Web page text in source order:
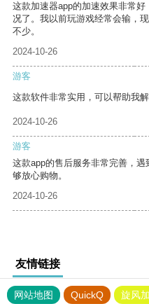
这款加速器app的加速效果非常
况了。我以前玩游戏经常会输，
不少。
2024-10-26
游客
这款软件非常实用，可以帮助我解
2024-10-26
游客
这款app的售后服务非常完善，
够放心购物。
2024-10-26
友情链接
网站地图 QuickQ 旋风